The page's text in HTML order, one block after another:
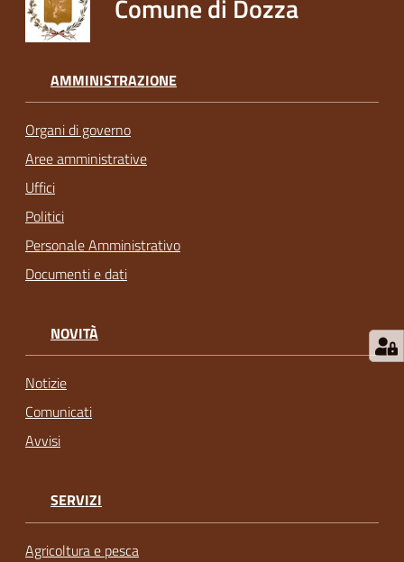
Comune di Dozza
AMMINISTRAZIONE
Organi di governo
Aree amministrative
Uffici
Politici
Personale Amministrativo
Documenti e dati
NOVITÀ
Notizie
Comunicati
Avvisi
SERVIZI
Agricoltura e pesca